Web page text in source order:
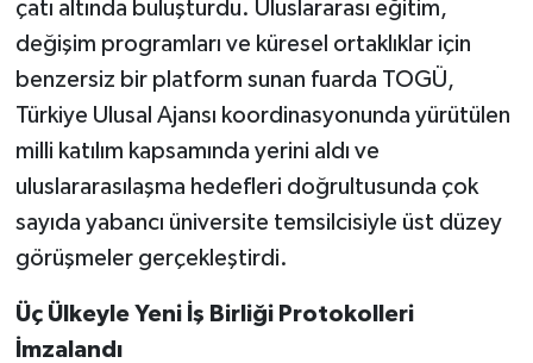
çatı altında buluşturdu. Uluslararası eğitim,
değişim programları ve küresel ortaklıklar için
benzersiz bir platform sunan fuarda TOGÜ,
Türkiye Ulusal Ajansı koordinasyonunda yürütülen
milli katılım kapsamında yerini aldı ve
uluslararasılaşma hedefleri doğrultusunda çok
sayıda yabancı üniversite temsilcisiyle üst düzey
görüşmeler gerçekleştirdi.
Üç Ülkeyle Yeni İş Birliği Protokolleri
İmzalandı